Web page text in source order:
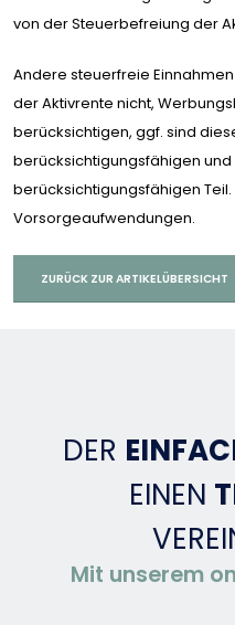
von der Steuerbefreiung der
Andere steuerfreie
der Aktivrente nicht,
berücksichtigen, ggf. sind
berücksichtigungsfähigen und
berücksichtigungsfähigen
Vorsorgeaufwendungen.
ZURÜCK ZUR ARTIKELÜBERSICHT
DER
EINEN
Mit unserem